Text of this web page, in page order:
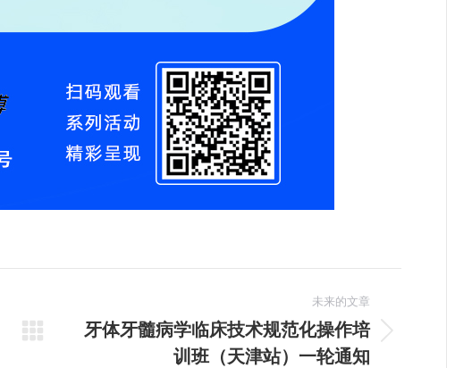
未来的文章
牙体牙髓病学临床技术规范化操作培
训班（天津站）一轮通知